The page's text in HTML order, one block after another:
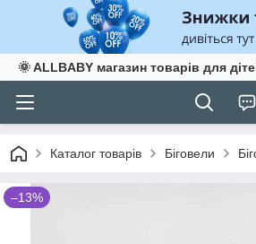
🌞 ALLBABY магазин товарів для
Каталог товарів Біговели
–13%